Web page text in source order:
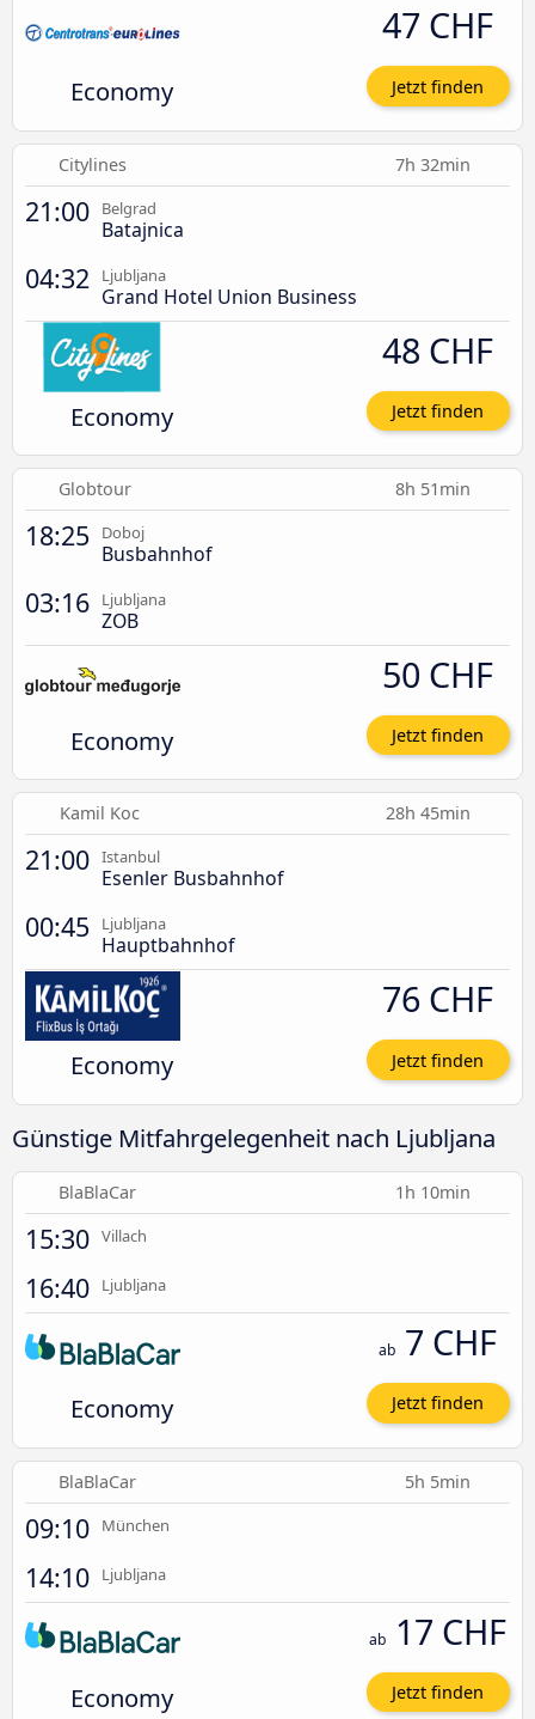
Economy
47 CHF
Jetzt finden
Citylines 7h 32min
21:00 Belgrad
Batajnica
04:32 Ljubljana
Grand Hotel Union Business
Economy
48 CHF
Jetzt finden
Globtour 8h 51min
18:25 Doboj
Busbahnhof
03:16 Ljubljana
ZOB
Economy
50 CHF
Jetzt finden
Kamil Koc 28h 45min
21:00 Istanbul
Esenler Busbahnhof
00:45 Ljubljana
Hauptbahnhof
Economy
76 CHF
Jetzt finden
Günstige Mitfahrgelegenheit nach Ljubljana
BlaBlaCar 1h 10min
15:30 Villach
16:40 Ljubljana
Economy
ab 7 CHF
Jetzt finden
BlaBlaCar 5h 5min
09:10 München
14:10 Ljubljana
Economy
ab 17 CHF
Jetzt finden